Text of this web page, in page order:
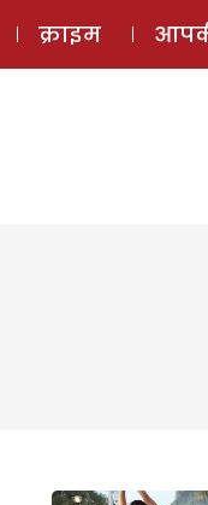
ऑडियो स्टोरी लॉग
क्राइम